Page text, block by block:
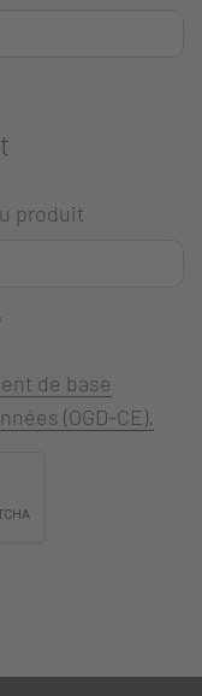
produit
de base
(OGD-CE).